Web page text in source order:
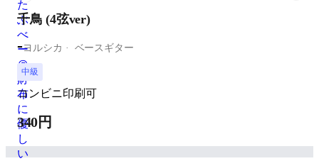
千鳥 (4弦ver)
-ヨルシカ ベースギター
中級
コンビニ印刷可
340円